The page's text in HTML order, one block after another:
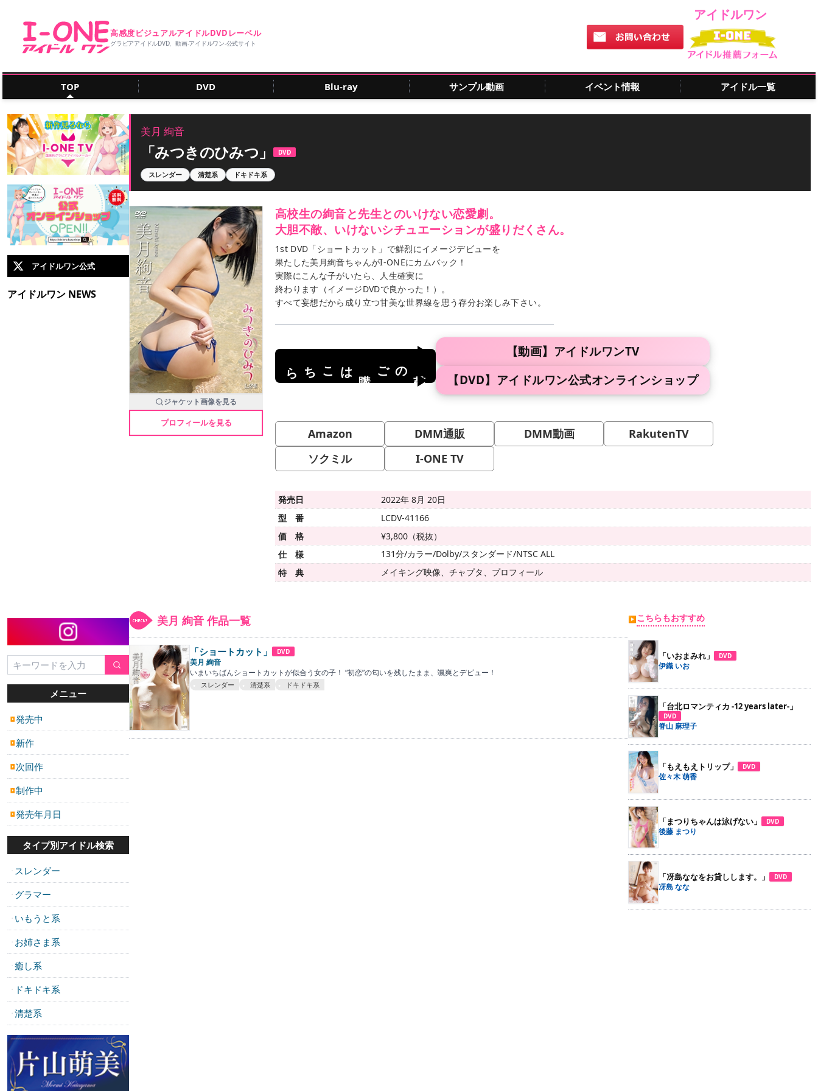
高感度ビジュアルアイドルDVDレーベル
グラビアアイドルDVD、動画‐アイドルワン‐公式サイト
アイドルワン
TOP DVD Blu-ray サンプル動画 イベント情報 アイドル一覧
アイドルワン公式
アイドルワン NEWS
メニュー
▶発売中
▶ 新作
▶ 次回作
▶制作中
▶発売年月日
タイプ別アイドル検索
・ スレンダー
・ グラマー
・ いもうと系
・ お姉さま系
・ 癒し系
・ ドキドキ系
・ 清楚系
美月 絢音
「みつきのひみつ」 DVD
スレンダー 清楚系 ドキドキ系
ジャケット画像を見る
プロフィールを見る
高校生の絢音と先生とのいけない恋愛劇。
大胆不敵、いけないシチュエーションが盛りだくさん。
1st DVD「ショートカット」で鮮烈にイメージデビューを
果たした美月絢音ちゃんがI-ONEにカムバック！
実際にこんな子がいたら、人生確実に
終わります（イメージDVDで良かった！）。
すべて妄想だから成り立つ甘美な世界線を思う存分お楽しみ下さい。
のご
はこちら
【動画】アイドルワンTV
【DVD】アイドルワン公式オンラインショップ
Amazon DMM通販 DMM動画
RakutenTV
ソクミル
I-ONE TV
発売日
2022年 8月 20日
型 番
LCDV-41166
価 格
¥3,800（税抜）
仕 様
131分/カラー/Dolby/スタンダード/NTSC ALL
特 典
メイキング映像、チャプタ、プロフィール
美月 絢音 作品一覧
「ショートカット」 DVD
美月 絢音
いまいちばんショートカットが似合う女の子！ “初恋”の匂いを残したまま、颯爽とデビュー！
スレンダー 清楚系 ドキドキ系
▶こちらもおすすめ
「いおまみれ」 DVD
伊織 いお
「台北ロマンティカ -12 years later-」
DVD
脊山 麻理子
「もえもえトリップ」 DVD
佐々木 萌香
「まつりちゃんは泳げない」 DVD
後藤 まつり
「冴島ななをお貸しします。」 DVD
冴島 なな